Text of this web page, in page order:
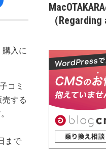
入に
コミ
売する
まで
（